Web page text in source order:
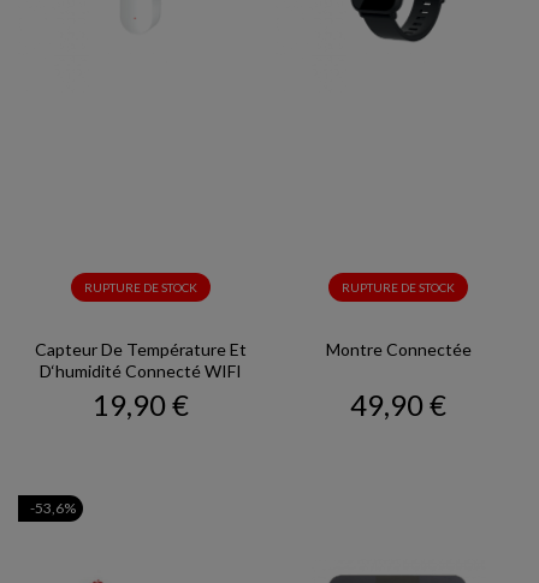
RUPTURE DE STOCK
Capteur De Température Et
D‘humidité Connecté WIFI
Prix
19,90 €
RUPTURE DE STOCK
Montre Connectée
Prix
49,90 €
-53,6%